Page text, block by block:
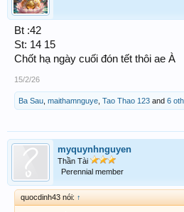
Bt :42
St: 14 15
Chốt hạ ngày cuối đón tết thôi ae À
15/2/26
Ba Sau maithamnguye Tao Thao 123 and 6
myquynhnguyen
Thần Tài
Perennial member
quocdinh43 nói: ↑